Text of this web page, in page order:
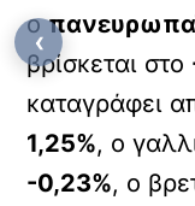
ο
βρίσκεται στο
καταγράφει
1,25%, ο
-0,23%, ο
‹